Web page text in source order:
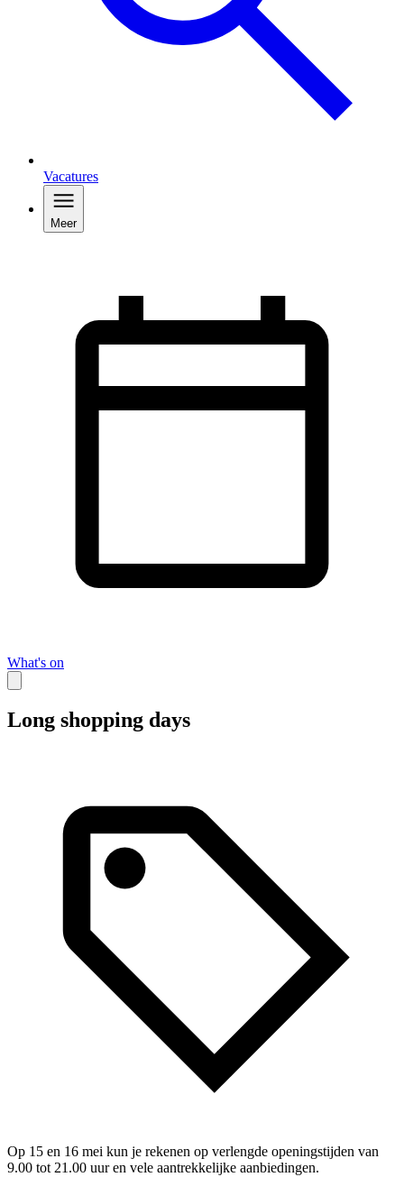
Vacatures
Meer
What's on
Long shopping days
Op 15 en 16 mei kun je rekenen op verlengde openingstijden van
9.00 tot 21.00 uur en vele aantrekkelijke aanbiedingen.